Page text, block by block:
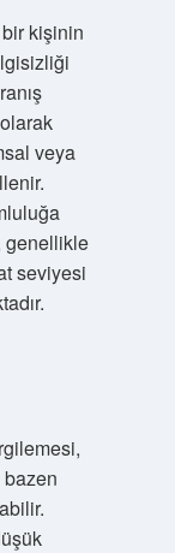
kişinin
veya
genellikle
seviyesi
bazen